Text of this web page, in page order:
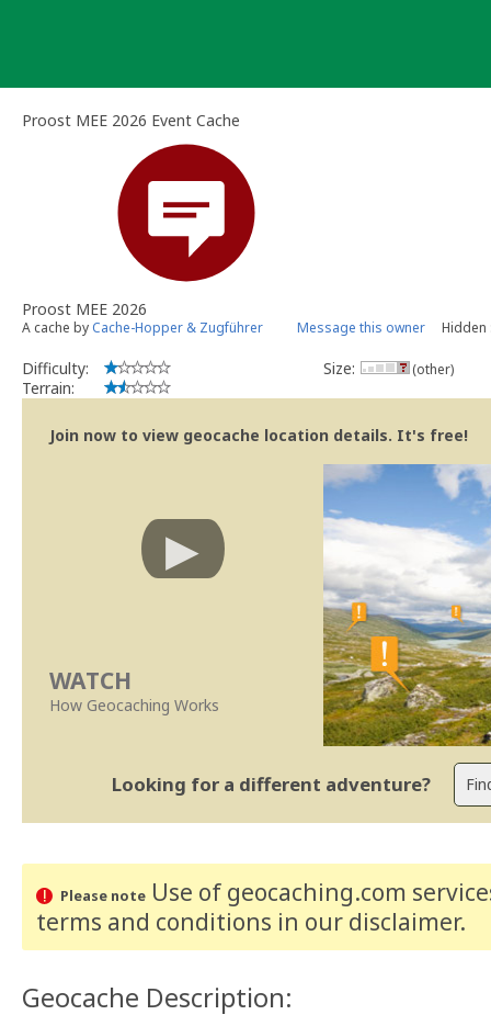
Proost MEE 2026 Event Cache
Proost MEE 2026
A cache by Cache-Hopper & Zugführer Message this owner Hidden
Difficulty:
Terrain:
Size: (other)
Join now to view geocache location details. It's free!
WATCH
How Geocaching Works
Looking for a different adventure?
Please noteUse of geocaching.com
terms and conditions in our disclaimer.
Geocache Description: